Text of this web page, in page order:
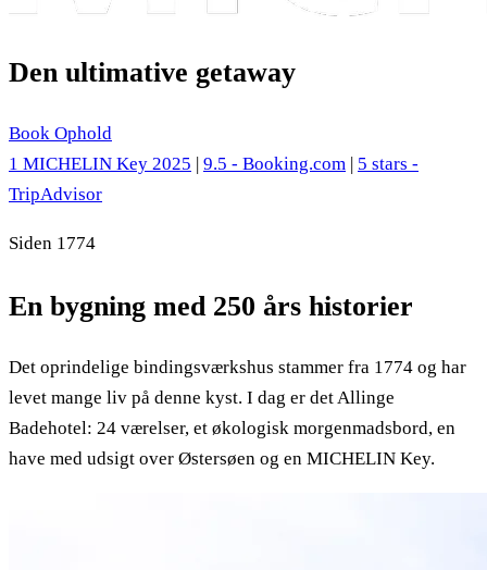
Den ultimative getaway
Book Ophold
1 MICHELIN Key 2025
9.5 - Booking.com
5 stars -
TripAdvisor
Siden 1774
En bygning med 250 års historier
Det oprindelige bindingsværkshus stammer fra 1774 og har
levet mange liv på denne kyst. I dag er det Allinge
Badehotel: 24 værelser, et økologisk morgenmadsbord, en
have med udsigt over Østersøen og en MICHELIN Key.